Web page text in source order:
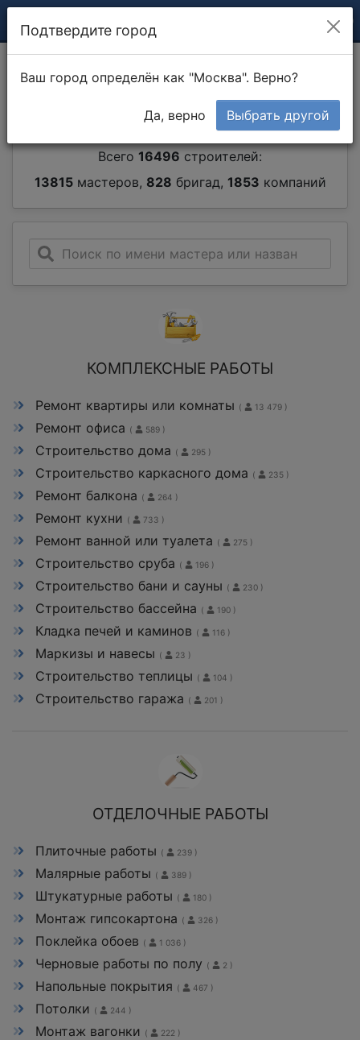
Каталог мастеров и
строительных компаний
Всего 16496 строителей:
13815мастеров, 828 бригад, 1853 компаний
КОМПЛЕКСНЫЕ РАБОТЫ
Ремонт квартиры или комнаты ( 13 479 )
Ремонт офиса ( 589 )
Строительство дома ( 295 )
Строительство каркасного дома ( 235 )
Ремонт балкона ( 264 )
Ремонт кухни ( 733 )
Ремонт ванной или туалета ( 275 )
Строительство сруба ( 196 )
Строительство бани и сауны ( 230 )
Строительство бассейна ( 190 )
Кладка печей и каминов ( 116 )
Маркизы и навесы ( 23 )
Строительство теплицы ( 104 )
Строительство гаража ( 201 )
ОТДЕЛОЧНЫЕ РАБОТЫ
Плиточные работы ( 239 )
Малярные работы ( 389 )
Штукатурные работы ( 180 )
Монтаж гипсокартона ( 326 )
Поклейка обоев ( 1 036 )
Черновые работы по полу ( 2 )
Напольные покрытия ( 467 )
Потолки ( 244 )
Монтаж вагонки ( 222 )
Подтвердите город
Ваш город определён как "Москва". Верно?
Да, верно Выбрать другой